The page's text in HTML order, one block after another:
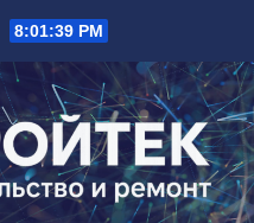
8:01:40 PM